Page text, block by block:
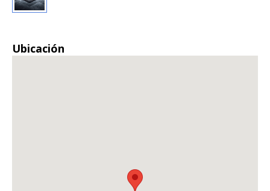
Ubicación